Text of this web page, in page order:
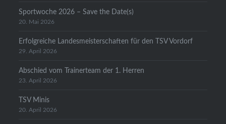
Sportwoche 2026 – Save the Date(s)
20. Mai 2026
Erfolgreiche Landesmeisterschaften für den TSV Vordorf
29. April 2026
Abschied vom Trainerteam der 1. Herren
23. April 2026
TSV Minis
20. April 2026